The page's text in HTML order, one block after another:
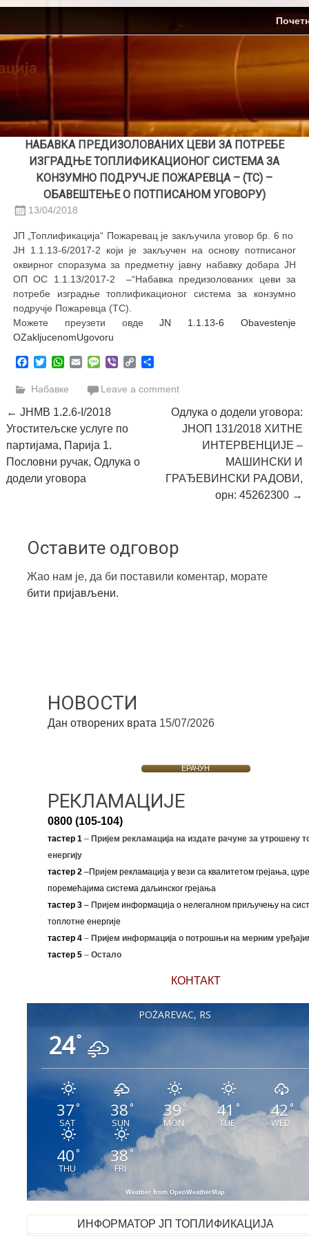
Skip
content
НАБАВКА ПРЕДИЗОЛОВАНИХ ЦЕВИ ЗА ПОТРЕБЕ
ИЗГРАДЊЕ ТОПЛИФИКАЦИОНОГ СИСТЕМА ЗА
КОНЗУМНО ПОДРУЧЈЕ ПОЖАРЕВЦА – (ТС) –
ОБАВЕШТЕЊЕ О ПОТПИСАНОМ УГОВОРУ)
13/04/2018
ЈП „Топлификација“ Пожаревац је закључила уговор бр. 6 по
ЈН 1.1.13-6/2017-2 који је закључен на основу потписаног
оквирног споразума за предметну јавну набавку добара ЈН
ОП ОС 1.1.13/2017-2 –“Набавка предизолованих цеви за
потребе изградње топлификационог система за конзумно
подручје Пожаревца (ТС).
Можете преузети овдеJN 1.1.13-6 Obavestenje
OZakljucenomUgovoru
Facebook
TwitterWhatsApp
EmailMessage
ViberCopy
Набавке Leave a comment
Post
navigation
← ЈНМВ 1.2.6-I/2018
Угоститељске услуге по
партијама, Парија 1.
Пословни ручак, Одлука о
додели уговора
Одлука о додели уговора:
ЈНОП 131/2018 ХИТНЕ
ИНТЕРВЕНЦИЈЕ –
МАШИНСКИ И
ГРАЂЕВИНСКИ РАДОВИ,
орн: 45262300 →
Оставите одговор
Жао нам је, да би поставили коментар, морате
бити пријављени.
НОВОСТИ
Дан отворених врата 15/07/2026
ЕРАЧУН
РЕКЛАМАЦИЈЕ
0800 (105-104)
тастер 1–Пријем рекламација на издате рачуне за утрошену
енергију
тастер 2–Пријем рекламација у вези са квалитетом грејања,
поремећајима система даљинског грејања
тастер 3– Пријем информација о нелегалном приључењу на
топлотне енергије
тастер 4 – Пријем информација о потрошњи на мерним
тастер 5 – Остало
КОНТАКТ
POŽAREVAC, RS
24°
37°
SAT
38 °
SUN
39°
MON
41 °
TUE
42°
WED
40°
THU
38°
FRI
Weather from OpenWeatherMap
ИНФОРМАТОР ЈП ТОПЛИФИКАЦИЈА